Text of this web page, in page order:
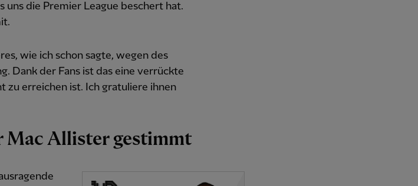
uns die Premier League beschert hat.
wie ich schon sagte, wegen des
Dank der Fans ist das eine verrückte
zu erreichen ist. Ich gratuliere ihnen
Mac Allister gestimmt